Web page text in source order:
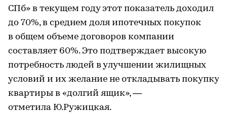
СПб» в текущем году этот показатель доходил
до 70%, в среднем доля ипотечных покупок
в общем объеме договоров компании
составляет 60%. Это подтверждает высокую
потребность людей в улучшении жилищных
условий и их желание не откладывать покупку
квартиры в «долгий ящик», —
отметила Ю.Ружицкая.